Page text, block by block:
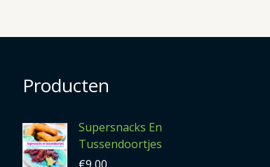
Producten
Supersnacks En
Tussendoortjes